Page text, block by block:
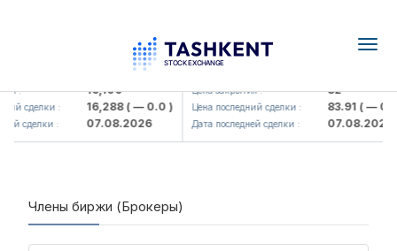
: 16,100
сделки : 16,288( — 0.0 )
сделки : 07.08.2026
KFSK (<Kafolat sug'urta
Цена закрытия : 82
Цена последний сделки : 83.91( — 0.0
Дата последней сделки : 07.08.2026
Члены биржи (Брокеры)